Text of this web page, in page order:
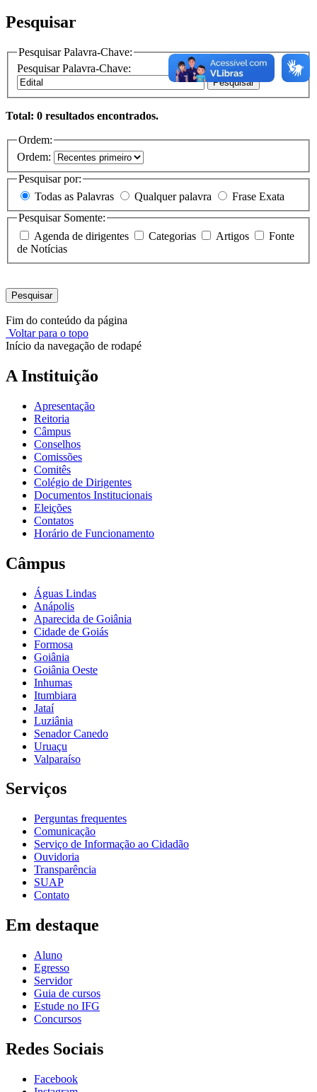
Pesquisar
Pesquisar Palavra-Chave:
Pesquisar Palavra-Chave:
Pesquisar
Total: 0 resultados encontrados.
Ordem:
Ordem:
Pesquisar por:
Todas as Palavras
Qualquer palavra
Frase Exata
Pesquisar Somente:
Agenda de dirigentes
Categorias Artigos
de Notícias
Pesquisar
Fim do conteúdo da página
Voltar para o topo
Início da navegação de rodapé
A Instituição
Apresentação
Reitoria
Câmpus
Conselhos
Comissões
Comitês
Colégio de Dirigentes
Documentos Institucionais
Eleições
Contatos
Horário de Funcionamento
Câmpus
Águas Lindas
Anápolis
Aparecida de Goiânia
Cidade de Goiás
Formosa
Goiânia
Goiânia Oeste
Inhumas
Itumbiara
Jataí
Luziânia
Senador Canedo
Uruaçu
Valparaíso
Serviços
Perguntas frequentes
Comunicação
Serviço de Informação ao Cidadão
Ouvidoria
Transparência
SUAP
Contato
Em destaque
Aluno
Egresso
Servidor
Guia de cursos
Estude no IFG
Concursos
Redes Sociais
Facebook